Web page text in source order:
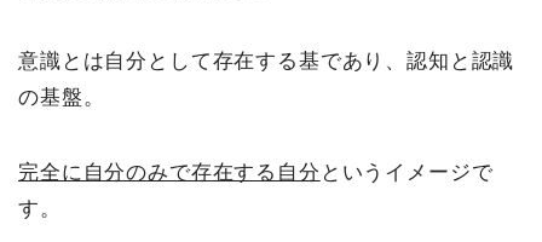
意識とは自分として存在する基であり、認知と認識
の基盤。
完全に自分のみで存在する自分 というイメージで
す。